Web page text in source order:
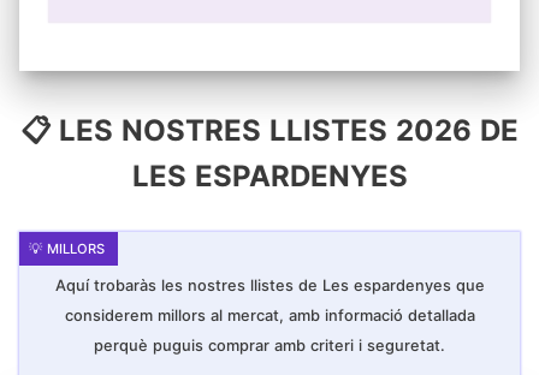
📋 LES NOSTRES LLISTES 2026 DE
LES ESPARDENYES
Aquí trobaràs les nostres llistes de Les espardenyes que
considerem millors al mercat, amb informació detallada
perquè puguis comprar amb criteri i seguretat.